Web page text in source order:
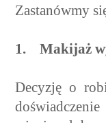
Zastanówmy
1. Makijaż
Decyzję o